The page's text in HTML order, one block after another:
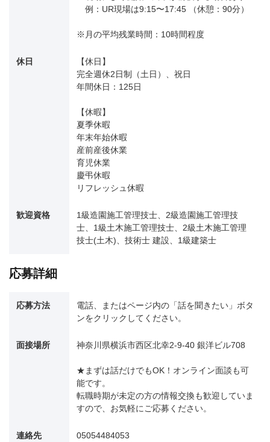
例：UR現場は9:15〜17:45 （休憩：90分）
※月の平均残業時間：10時間程度
休日
【休日】
完全週休2日制（土日）、祝日
年間休日：125日
【休暇】
夏季休暇
年末年始休暇
産前産後休業
育児休業
慶弔休暇
リフレッシュ休暇
歓迎資格
1級造園施工管理技士、2級造園施工管理技
士、1級土木施工管理技士、2級土木施工管理
技士(土木)、技術士 建設、1級建築士
応募詳細
応募方法
電話、またはページ内の「話を聞きたい」ボタ
ンをクリックしてください。
面接場所 神奈川県横浜市西区北幸2-9-40 銀洋ビル708
★まずは話だけでもOK！オンライン面談も可
能です。
転職時期が未定の方の情報交換も歓迎していま
すので、お気軽にご応募ください。
連絡先
05054484053